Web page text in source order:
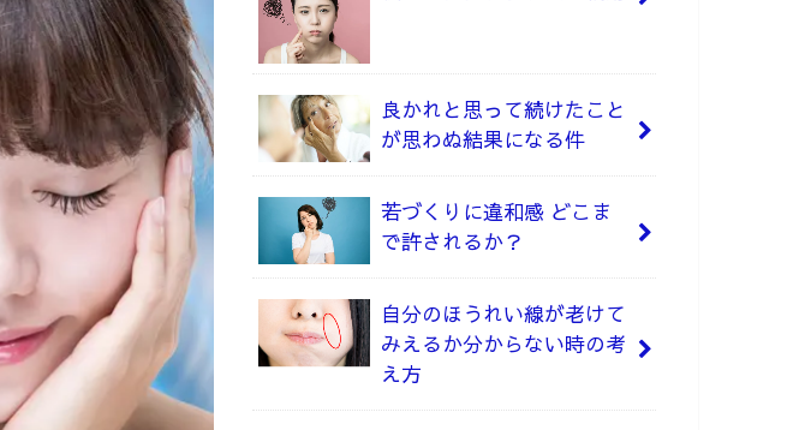
良かれと思って続けたこと
が思わぬ結果になる件
若づくりに違和感 どこま
で許されるか？
自分のほうれい線が老けて
みえるか分からない時の考
え方